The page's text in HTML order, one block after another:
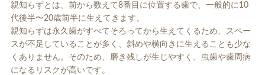
親知らずとは、前から数えて8番目に位置する歯で、一般的に10
代後半〜20歳前半に生えてきます。
親知らずは永久歯がすべてそろってから生えてくるため、スペー
スが不足していることが多く、斜めや横向きに生えることも少な
くありません。そのため、磨き残しが生じやすく、虫歯や歯周病
になるリスクが高いです。